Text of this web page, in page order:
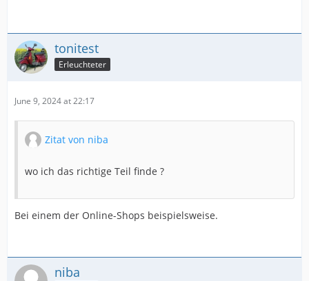
tonitest
Erleuchteter
June 9, 2024 at 22:17
Zitat von niba
wo ich das richtige Teil finde ?
Bei einem der Online-Shops beispielsweise.
niba